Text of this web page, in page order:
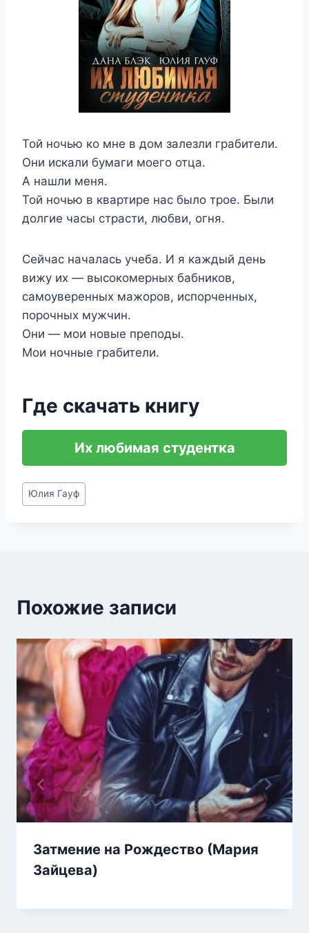
Той ночью ко мне в дом залезли грабители.
Они искали бумаги моего отца.
А нашли меня.
Той ночью в квартире нас было трое. Были
долгие часы страсти, любви, огня.
Сейчас началась учеба. И я каждый день
вижу их — высокомерных бабников,
самоуверенных мажоров, испорченных,
порочных мужчин.
Они — мои новые преподы.
Мои ночные грабители.
Где скачать книгу
Их любимая студентка
Метки
записи:
Юлия Гауф
Похожие записи
Затмение на Рождество (Мария
Зайцева)